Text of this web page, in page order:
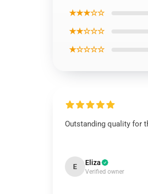
★★★☆☆
★★☆☆☆
★☆☆☆☆
Outstanding quality for
E Eliza
Verified owner